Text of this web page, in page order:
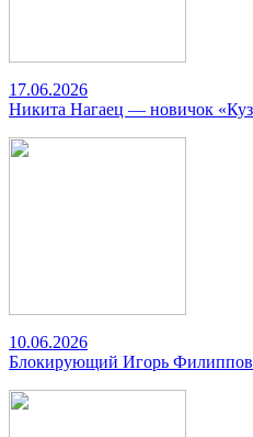
17.06.2026
Никита Нагаец — новичок
10.06.2026
Блокирующий Игорь Филиппов